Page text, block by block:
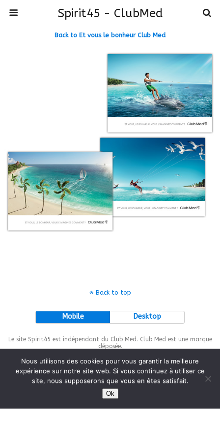
Spirit45 - ClubMed
Back to Et vous le bonheur Club Med
Back to top
Mobile Desktop
Le site Spirit45 est indépendant du Club Med. Club Med est une marque
déposée.
This site is protected bywp-copyrightpro.com
Nous utilisons des cookies pour vous garantir la meilleure
expérience sur notre site web. Si vous continuez à utiliser ce
site, nous supposerons que vous en êtes satisfait.
Ok